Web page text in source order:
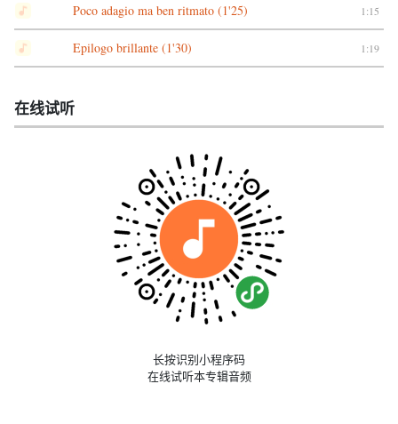
Poco adagio ma ben ritmato (1'25) 1:15
Epilogo brillante (1'30) 1:19
在线试听
长按识别小程序码
在线试听本专辑音频